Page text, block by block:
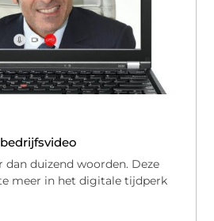
dan duizend woorden. Deze
meer in het digitale tijdperk